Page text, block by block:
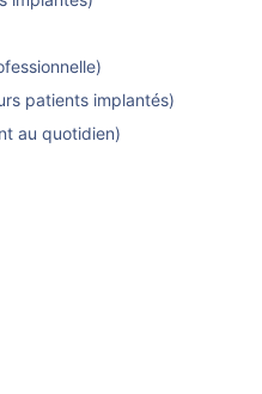
patients implantés)
au quotidien)